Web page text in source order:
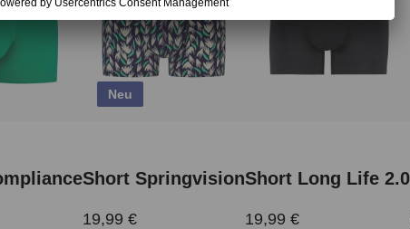
Neu
Short Springvision
19,99 €
Short Long Life 2.0
19,99 €